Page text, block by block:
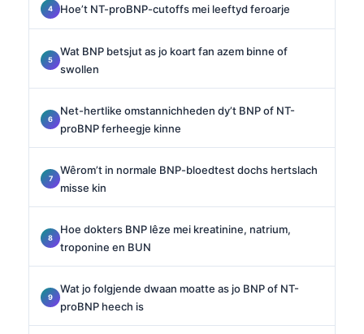
Hoe’t NT-proBNP-cutoffs mei leeftyd feroarje
Wat BNP betsjut as jo koart fan azem binne of
swollen
Net-hertlike omstannichheden dy’t BNP of NT-
proBNP ferheegje kinne
Wêrom’t in normale BNP-bloedtest dochs hertslach
misse kin
Hoe dokters BNP lêze mei kreatinine, natrium,
troponine en BUN
Wat jo folgjende dwaan moatte as jo BNP of NT-
proBNP heech is